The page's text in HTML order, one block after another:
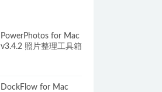
PowerPhotos for Mac
v3.4.2 照片整理工具箱
DockFlow for Mac